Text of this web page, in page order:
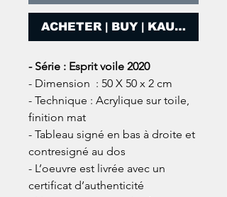
ACHETER | BUY | KAUFEN
- Série : Esprit voile 2020
- Dimension : 50 X 50 x 2 cm
- Technique : Acrylique sur toile,
finition mat
- Tableau signé en bas à droite et
contresigné au dos
- L’oeuvre est livrée avec un
certificat d’authenticité